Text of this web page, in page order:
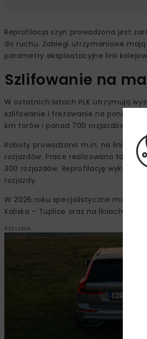
Reprofilacja szyn prowadzona jest
do ruchu. Zabiegi utrzymaniowe
parametry eksploatacyjne linii
Szlifowanie na
W ostatnich latach PLK utrzymują
szlifowanie i frezowanie na ponad
km torów i ponad 700 rozjazdów.
Roboty prowadzono m.in. na linii
rozjazdów. Prace realizowano także
300 rozjazdów. Reprofilację wykonano
rozjazdy.
W 2026 roku specjalistyczne
Kaliska – Tuplice oraz na liniach nr
REKLAMA